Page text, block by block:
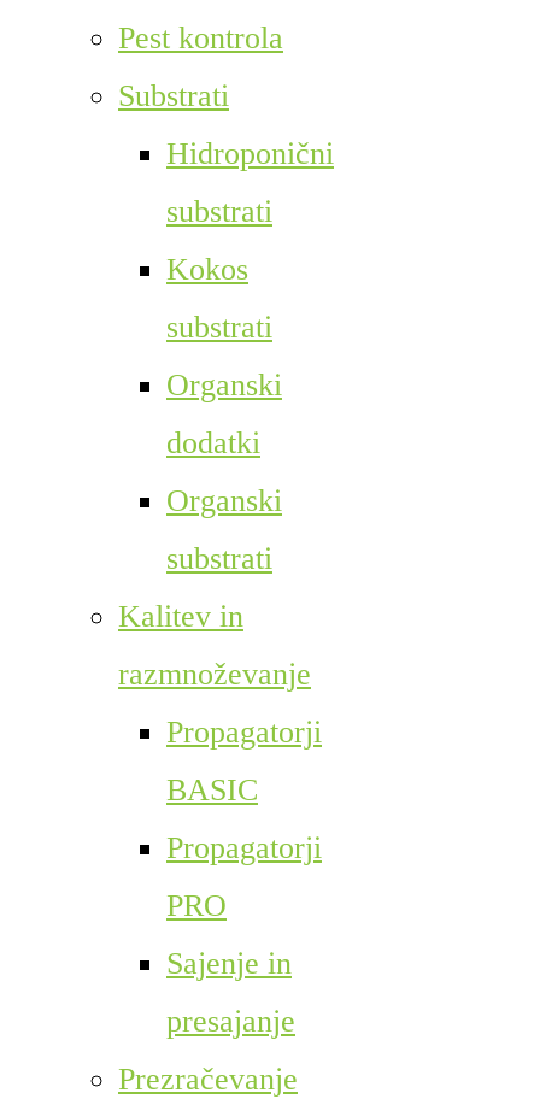
Pest kontrola
Substrati
Hidroponični
substrati
Kokos
substrati
Organski
dodatki
Organski
substrati
Kalitev in
razmnoževanje
Propagatorji
BASIC
Propagatorji
PRO
Sajenje in
presajanje
Prezračevanje